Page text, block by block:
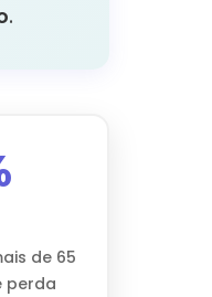
.
de 65
perda